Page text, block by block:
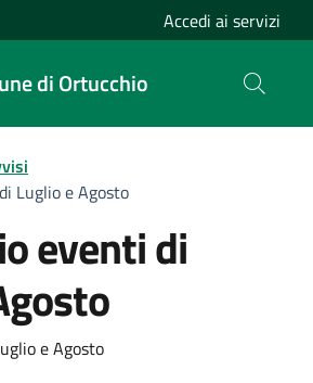
Accedi ai servizi
di Ortucchio
Luglio e Agosto
eventi di
notizia
e Agosto